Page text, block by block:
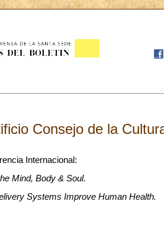
Consejo de la
Internacional:
Mind, Body & Soul.
Systems Improve Human Health.